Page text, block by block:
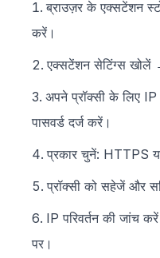
ब्राउज़र के एक्सटेंशन
करें।
एक्सटेंशन सेटिंग्स खोलें
अपने प्रॉक्सी के लिए IP
पासवर्ड दर्ज करें।
प्रकार चुनें: HTTPS
प्रॉक्सी को सहेजें और
IP परिवर्तन की जांच करें
पर।